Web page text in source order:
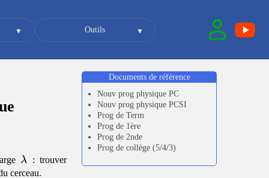
Outils
\lambda
λ : trouver
cerceau.
Documents de référence
Nouv prog physique PC
Nouv prog physique PCSI
Prog de Term
Prog de 1ère
Prog de 2nde
Prog de collège (5/4/3)